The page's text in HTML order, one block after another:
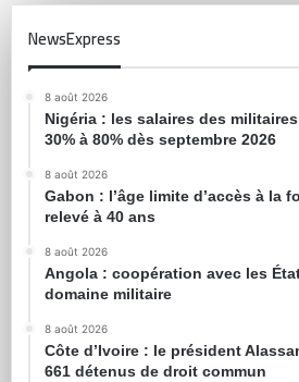
NewsExpress
8 août 2026
Nigéria : les salaires des
30% à 80% dès septembre 2026
8 août 2026
Gabon : l’âge limite d’accès à la
relevé à 40 ans
8 août 2026
Angola : coopération avec les
domaine militaire
8 août 2026
Côte d’Ivoire : le président
661 détenus de droit commun